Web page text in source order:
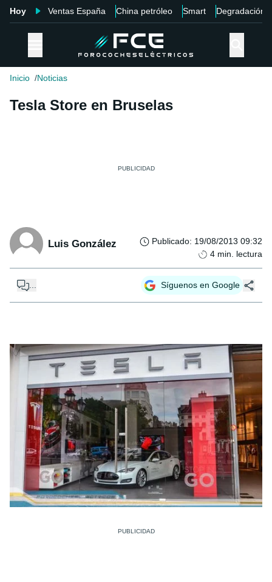
Hoy Ventas España China petróleo Smart Degradación
Inicio Noticias
Tesla Store en Bruselas
Luis González Publicado: 19/08/2013 09:32
4 min. lectura
... Síguenos en Google